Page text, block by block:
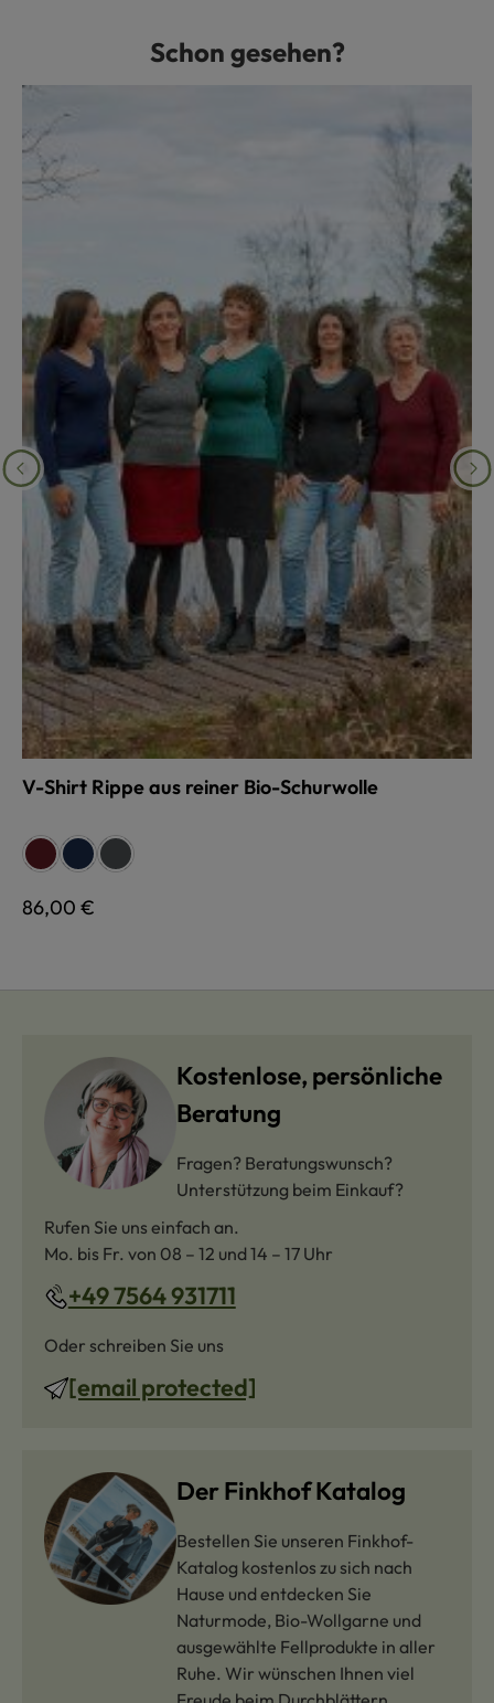
Produktgalerie überspringenSchon gesehen?
V-Shirt Rippe aus reiner Bio-Schurwolle
Farbe auswählen
bordeauxmarineanthrazit
Regulärer Preis:
86,00 €
Kostenlose, persönliche
Beratung
Fragen? Beratungswunsch?
Unterstützung beim Einkauf?
Rufen Sie uns einfach an.
Mo. bis Fr. von 08 – 12 und 14 – 17 Uhr
+49 7564 931711
Oder schreiben Sie uns
[email protected]
Der Finkhof Katalog
Bestellen Sie unseren Finkhof-
Katalog kostenlos zu sich nach
Hause und entdecken Sie
Naturmode, Bio-Wollgarne und
ausgewählte Fellprodukte in aller
Ruhe. Wir wünschen Ihnen viel